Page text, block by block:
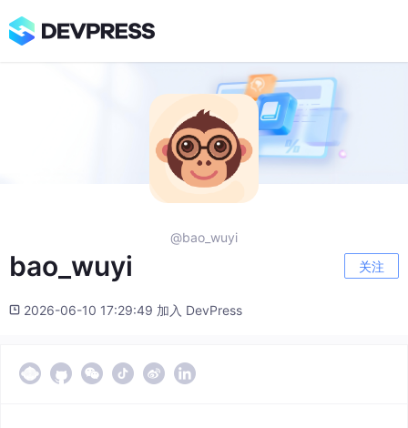
@bao_wuyi
bao_wuyi 关注
2026-06-10 17:29:49 加入 DevPress